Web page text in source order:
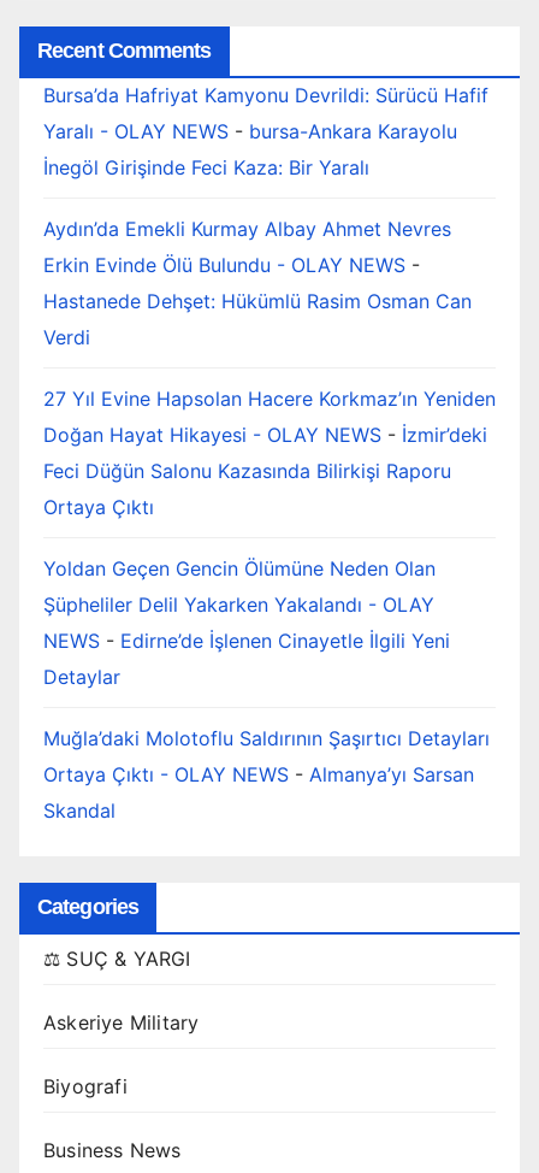
Recent Comments
Bursa’da Hafriyat Kamyonu Devrildi: Sürücü Hafif
Yaralı - OLAY NEWS - bursa-Ankara Karayolu
İnegöl Girişinde Feci Kaza: Bir Yaralı
Aydın’da Emekli Kurmay Albay Ahmet Nevres
Erkin Evinde Ölü Bulundu - OLAY NEWS -
Hastanede Dehşet: Hükümlü Rasim Osman Can
Verdi
27 Yıl Evine Hapsolan Hacere Korkmaz’ın Yeniden
Doğan Hayat Hikayesi - OLAY NEWS - İzmir’deki
Feci Düğün Salonu Kazasında Bilirkişi Raporu
Ortaya Çıktı
Yoldan Geçen Gencin Ölümüne Neden Olan
Şüpheliler Delil Yakarken Yakalandı - OLAY
NEWS - Edirne’de İşlenen Cinayetle İlgili Yeni
Detaylar
Muğla’daki Molotoflu Saldırının Şaşırtıcı Detayları
Ortaya Çıktı - OLAY NEWS - Almanya’yı Sarsan
Skandal
Categories
⚖️ SUÇ & YARGI
Askeriye Military
Biyografi
Business News